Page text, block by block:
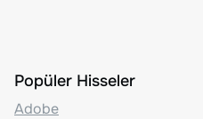
Popüler Hisseler
Adobe